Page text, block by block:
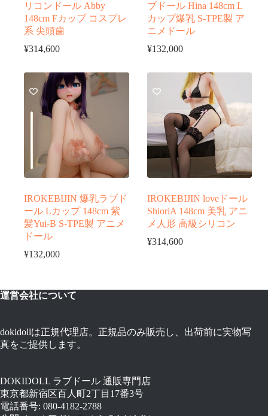
リコンドール Abby
148cm Fカップ コスプレ
系 尖頭歯
¥314,600
ブドール Hina 148cm L
カップ爆乳 S-TPE製 ア
ニメドール
¥132,000
IROKEBIJIN 爆乳ラブド
ール Lカップ 148cm 紫
髪Yui-B S-TPE製 アニメ
ドール
¥132,000
IROKEBIJIN loveドール
ShioriA 148cm 美乳 アニ
メ人形 高級シリコン
¥314,600
運営会社について
dokidollは正規代理店。正規品のみ販売し、出荷前に実物写
真をご提供します。
DOKIDOLL ラブドール 通販専門店
東京都新宿区百人町2丁目17番3号
電話番号: 080-4182-2788